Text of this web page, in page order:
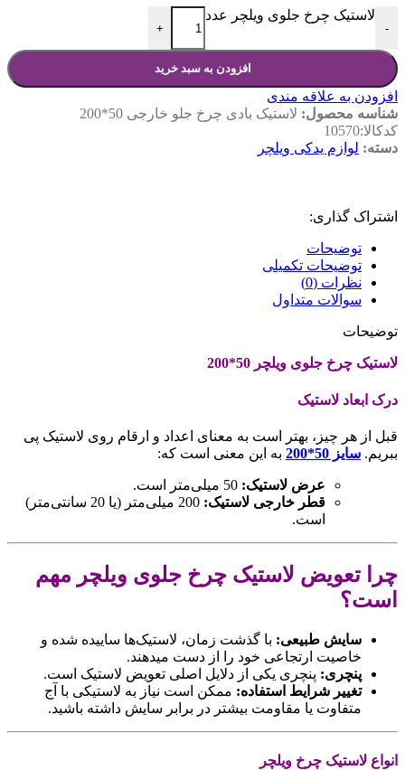
-
لاستیک چرخ جلوی ویلچر عدد
+
افزودن به سبد خرید
افزودن به علاقه مندی
شناسه محصول:
لاستیک بادی چرخ جلو خارجی 50*200
کدکالا:10570
دسته: لوازم یدکی ویلچر
اشتراک گذاری:
توضیحات
توضیحات تکمیلی
نظرات (0)
سوالات متداول
توضیحات
لاستیک چرخ جلوی ویلچر 50*200
درک ابعاد لاستیک
قبل از هر چیز، بهتر است به معنای اعداد و ارقام روی لاستیک پی
ببریم. سایز 50*200 به این معنی است که:
عرض لاستیک:
قطر خارجی لاستیک:
200 میلی‌متر (یا 20 سانتی‌متر)
است.
چرا تعویض لاستیک چرخ جلوی ویلچر مهم
است؟
سایش طبیعی: با گذشت زمان، لاستیک‌ها ساییده شده و
خاصیت ارتجاعی خود را از دست میدهند.
پنچری: پنچری یکی از دلایل اصلی تعویض لاستیک است.
تغییر شرایط استفاده: ممکن است نیاز به لاستیکی با آج
متفاوت یا مقاومت بیشتر در برابر سایش داشته باشید.
انواع لاستیک چرخ ویلچر